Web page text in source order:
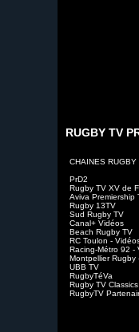
RUGBY TV
CHAINES RUGBY
PrD2
Rugby TV XV de
Aviva Premiership
Rugby 13TV
Sud Rugby TV
Canal+ Vidéos
Beach Rugby TV
RC Toulon -
Racing-Métro 92 -
Montpellier Rugby
UBB TV
RugbyTéVa
Rugby TV Classics
RugbyTV